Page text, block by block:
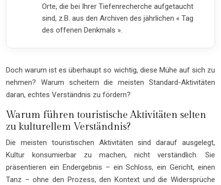
Orte, die bei Ihrer Tiefenrecherche aufgetaucht
sind, z.B. aus den Archiven des jährlichen « Tag
des offenen Denkmals ».
Doch warum ist es überhaupt so wichtig, diese Mühe auf sich zu
nehmen? Warum scheitern die meisten Standard-Aktivitäten
daran, echtes Verständnis zu fördern?
Warum führen touristische Aktivitäten selten
zu kulturellem Verständnis?
Die meisten touristischen Aktivitäten sind darauf ausgelegt,
Kultur konsumierbar zu machen, nicht verständlich. Sie
präsentieren ein Endergebnis – ein Schloss, ein Gericht, einen
Tanz – ohne den Prozess, den Kontext und die Widersprüche